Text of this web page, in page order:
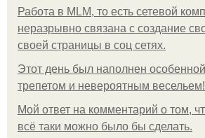
Работа в MLM, то есть сетевой
неразрывно связана с создание
своей страницы в соц сетях.
Этот день был наполнен
трепетом и невероятным весельем!
Мой ответ на комментарий о том,
всё таки можно было бы сделать.